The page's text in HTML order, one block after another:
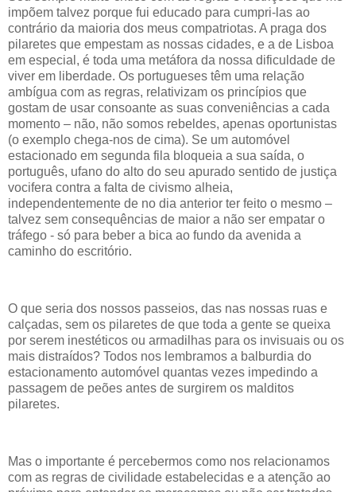
impõem talvez porque fui educado para cumpri-las ao
contrário da maioria dos meus compatriotas. A praga dos
pilaretes que empestam as nossas cidades, e a de Lisboa
em especial, é toda uma metáfora da nossa dificuldade de
viver em liberdade. Os portugueses têm uma relação
ambígua com as regras, relativizam os princípios que
gostam de usar consoante as suas conveniências a cada
momento – não, não somos rebeldes, apenas oportunistas
(o exemplo chega-nos de cima). Se um automóvel
estacionado em segunda fila bloqueia a sua saída, o
português, ufano do alto do seu apurado sentido de justiça
vocifera contra a falta de civismo alheia,
independentemente de no dia anterior ter feito o mesmo –
talvez sem consequências de maior a não ser empatar o
tráfego - só para beber a bica ao fundo da avenida a
caminho do escritório.
O que seria dos nossos passeios, das nas nossas ruas e
calçadas, sem os pilaretes de que toda a gente se queixa
por serem inestéticos ou armadilhas para os invisuais ou os
mais distraídos? Todos nos lembramos a balburdia do
estacionamento automóvel quantas vezes impedindo a
passagem de peões antes de surgirem os malditos
pilaretes.
Mas o importante é percebermos como nos relacionamos
com as regras de civilidade estabelecidas e a atenção ao